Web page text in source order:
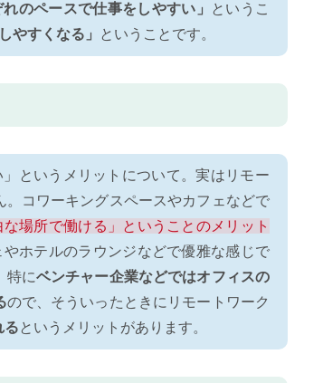
れのペースで仕事をしやすい」
というこ
やすくなる」 ということです。
というメリットについて。実はリモー
。コワーキングスペースやカフェなどで
場所で働ける」ということのメリット
ホテルのラウンジなどで優雅な感じで
特にベンチャー企業などではオフィスの
ので、そういったときにリモートワーク
るというメリットがあります。